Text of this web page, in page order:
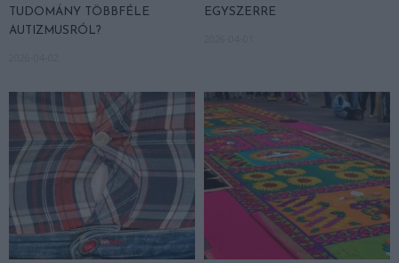
TUDOMÁNY TÖBBFÉLE
AUTIZMUSRÓL?
EGYSZERRE